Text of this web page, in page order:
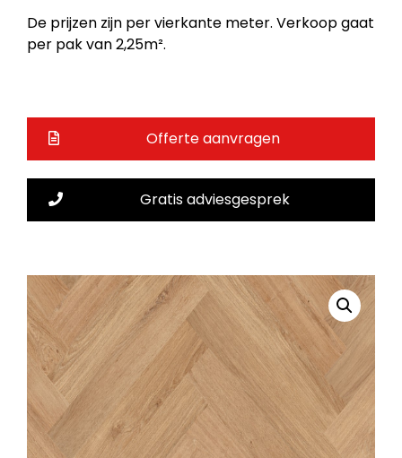
De prijzen zijn per vierkante meter. Verkoop gaat
per pak van 2,25m².
Offerte aanvragen
Gratis adviesgesprek